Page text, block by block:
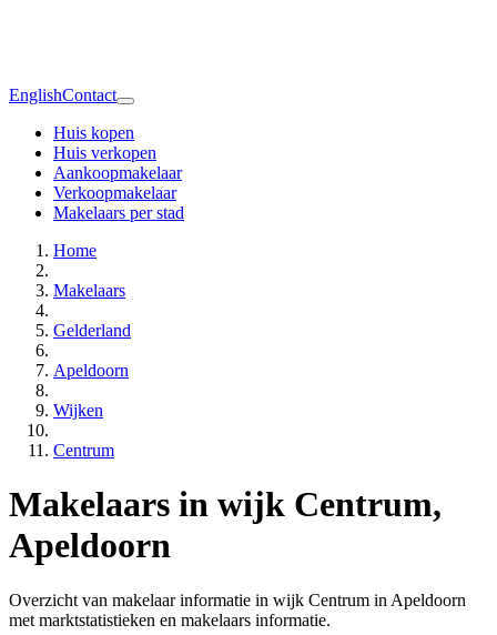
EnglishContact
Huis kopen
Huis verkopen
Aankoopmakelaar
Verkoopmakelaar
Makelaars per stad
Home
Makelaars
Gelderland
Apeldoorn
Wijken
Centrum
Makelaars in wijk Centrum,
Apeldoorn
Overzicht van makelaar informatie in wijk Centrum in Apeldoorn
met marktstatistieken en makelaars informatie.